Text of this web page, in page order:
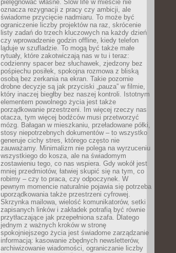
pielęgnować własne. Slow life w mieście nie
oznacza rezygnacji z pracy czy ambicji, ale
świadome przycięcie nadmiaru. To może być
ograniczenie liczby projektów na raz, skrócenie
listy zadań do trzech kluczowych na każdy dzień
czy wprowadzenie godzin offline, kiedy telefon
ląduje w szufladzie. To mogą być także małe
rytuały, które zakotwiczają nas w tu i teraz:
codzienny spacer bez słuchawek, zjedzony bez
pośpiechu posiłek, spokojna rozmowa z bliską
osobą bez zerkania na ekran. Takie pozornie
drobne decyzje są jak przyciski „pauza” w filmie,
który inaczej biegłby bez naszej kontroli. Istotnym
elementem powolnego życia jest także
porządkowanie przestrzeni. Im więcej rzeczy nas
otacza, tym więcej bodźców musi przetworzyć
mózg. Bałagan w mieszkaniu, przeładowane półki,
stosy niepotrzebnych dokumentów – to wszystko
generuje cichy stres, którego często nie
zauważamy. Minimalizm nie polega na wyrzuceniu
wszystkiego do kosza, ale na świadomym
zostawieniu tego, co nas wspiera. Gdy wokół jest
mniej przedmiotów, łatwiej skupić się na tym, co
robimy – czy to praca, czy odpoczynek. W
pewnym momencie naturalnie pojawia się potrzeba
uporządkowania także przestrzeni cyfrowej.
Skrzynka mailowa, wielość komunikatorów, setki
zapisanych linków i zakładek potrafią być równie
przytłaczające jak przepełniona szafa. Dlatego
jednym z ważnych kroków w stronę
spokojniejszego życia jest świadome zarządzanie
informacją: kasowanie zbędnych newsletterów,
archiwizowanie wiadomości, ograniczanie liczby